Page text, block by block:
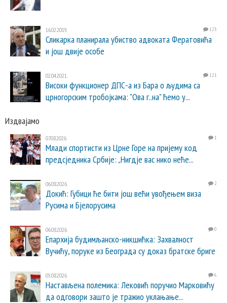
16.02.2019. 123
Сликарка планирала убиство адвоката Фератовића
и још двије особе
02.04.2021. 121
Високи функционер ДПС-а из Бара о људима са
црногорским тробојкама: "Ова г..на" ћемо у...
Издвајамо
07.08.2026. 1
Млади спортисти из Црне Горе на пријему код
предсједника Србије: „Нигдје вас нико неће...
06.08.2026. 2
Докић: Губици ће бити још већи увођењем виза
Русима и Бјелорусима
06.08.2026. 0
Епархија будимљанско-никшићка: Захвалност
Вучићу, поруке из Београда су доказ братске бриге
05.08.2026. 6
Настављена полемика: Лековић поручио Марковићу
да одговори зашто је тражио уклањање...